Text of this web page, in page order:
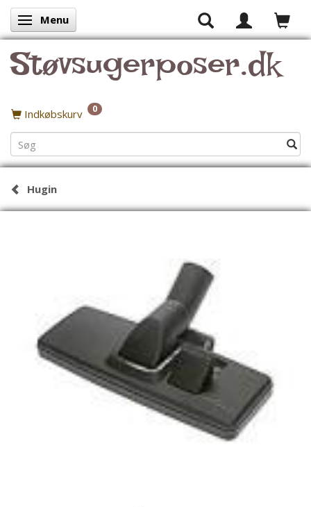
Skifte navigation
Menu
Støvsugerposer.dk
Indkøbskurv 0
Hugin